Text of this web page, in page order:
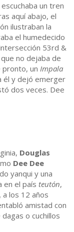
un tren
aquí abajo, el
ilustraban la
el humedecido
53rd &
no dejaba de
pronto, un Impala
él y dejó emerger
dos veces. Dee
Douglas
Dee Dee
yanqui y una
en el país teutón,
los 12 años
amistad con
o cuchillos